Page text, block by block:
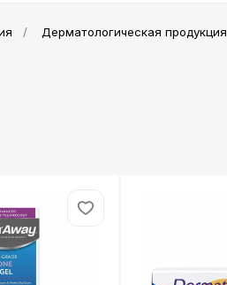
Дерматологическая продукция